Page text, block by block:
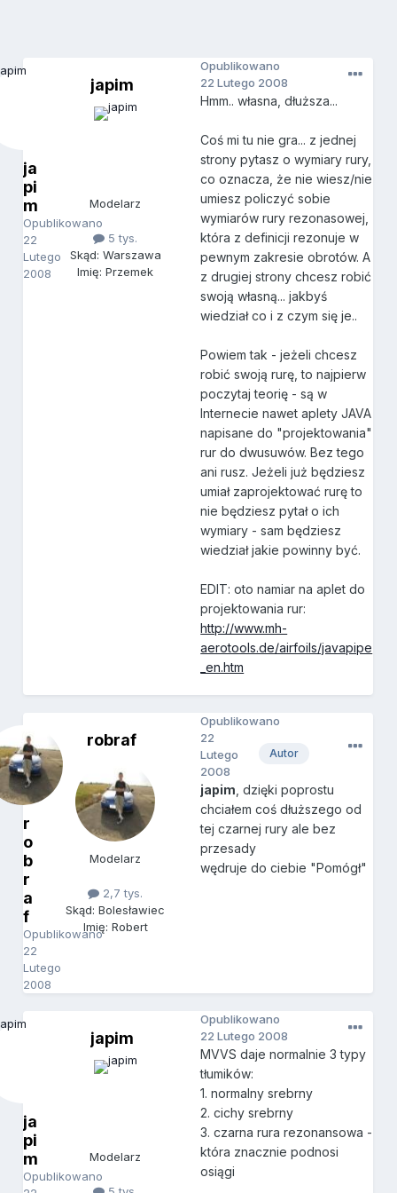
ja
pi
m
Opublikowano
22
Lutego
2008
japim
Modelarz
5 tys.
Skąd: Warszawa
Imię: Przemek
Opublikowano
22 Lutego 2008
Hmm.. własna, dłuższa...
Coś mi tu nie gra... z jednej
strony pytasz o wymiary rury,
co oznacza, że nie wiesz/nie
umiesz policzyć sobie
wymiarów rury rezonasowej,
która z definicji rezonuje w
pewnym zakresie obrotów. A
z drugiej strony chcesz robić
swoją własną... jakbyś
wiedział co i z czym się je..
Powiem tak - jeżeli chcesz
robić swoją rurę, to najpierw
poczytaj teorię - są w
Internecie nawet aplety JAVA
napisane do "projektowania"
rur do dwusuwów. Bez tego
ani rusz. Jeżeli już będziesz
umiał zaprojektować rurę to
nie będziesz pytał o ich
wymiary - sam będziesz
wiedział jakie powinny być.
EDIT: oto namiar na aplet do
projektowania rur:
http://www.mh-
aerotools.de/airfoils/javapipe
_en.htm
r
o
b
r
a
f
Opublikowano
22
Lutego
2008
robraf
Modelarz
2,7 tys.
Skąd: Bolesławiec
Imię: Robert
Autor
Opublikowano
22
Lutego
2008
japim , dzięki poprostu
chciałem coś dłuższego od
tej czarnej rury ale bez
przesady
wędruje do ciebie "Pomógł"
ja
pi
m
Opublikowano
japim
Modelarz
Opublikowano
22 Lutego 2008
MVVS daje normalnie 3 typy
tłumików:
1. normalny srebrny
2. cichy srebrny
3. czarna rura rezonansowa -
która znacznie podnosi
osiągi